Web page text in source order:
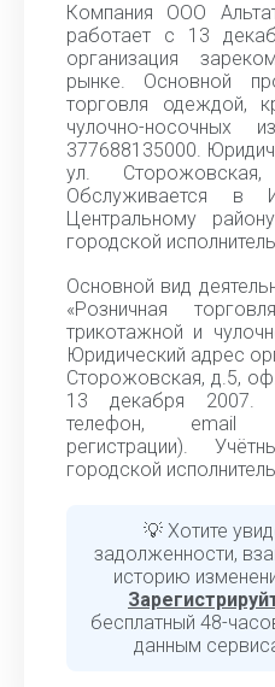
Компания ООО
работает с 13
организация
рынке. Основной
торговля одеждой,
чулочно-носочных
377688135000.
ул.
Обслуживается в
Центральному
городской
Основной вид
«Розничная
трикотажной и
Юридический адрес
Сторожовская, д.5,
13 декабря 2007.
телефон, email
регистрации).
городской
💡 Хотите
задолженности,
историю
бесплатный 48-
данным